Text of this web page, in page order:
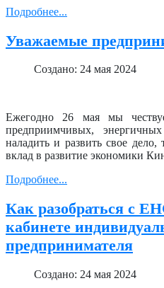
Подробнее...
Уважаемые
Создано: 24 мая 2024
Ежегодно 26 мая мы
предприимчивых,
наладить и развить свое дело,
вклад в развитие экономики
Подробнее...
Как разобраться с
кабинете
предпринимателя
Создано: 24 мая 2024